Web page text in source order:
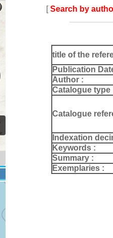
[Search by
title of the
Publication
Author :
Catalogue type
Catalogue
Indexation
Keywords :
Summary :
Exemplaries :